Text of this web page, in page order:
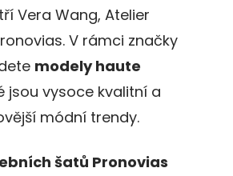
Vera Wang, Atelier
V rámci značky
modely haute
jsou vysoce kvalitní a
módní trendy.
šatů Pronovias